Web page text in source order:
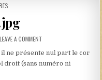
IN
LEAVE A COMMENTON CA151.JPG
il ne présente nul part le cor
droit (sans numéro ni